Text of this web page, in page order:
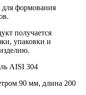
для формования
получается
упаковки и
AISI 304
90 мм, длина 200